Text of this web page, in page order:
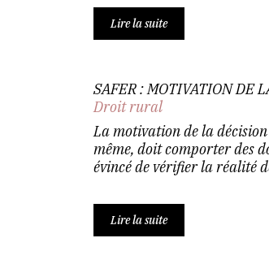
Lire la suite
SAFER : MOTIVATION DE
Droit rural
La motivation de la
même, doit comporter des
évincé de vérifier la réalité
Lire la suite